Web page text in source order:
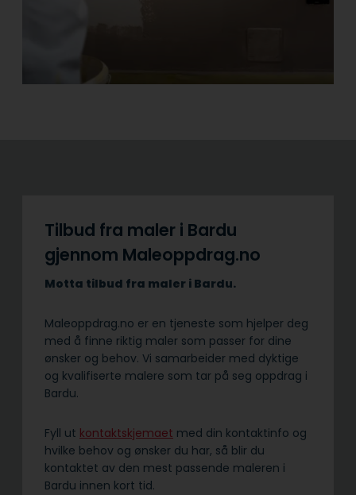
Tilbud fra maler i Bardu
gjennom Maleoppdrag.no
Motta tilbud fra maler i Bardu.
Maleoppdrag.no er en tjeneste som hjelper deg
med å finne riktig maler som passer for dine
ønsker og behov. Vi samarbeider med dyktige
og kvalifiserte malere som tar på seg oppdrag i
Bardu.
Fyll ut kontaktskjemaet med din kontaktinfo og
hvilke behov og ønsker du har, så blir du
kontaktet av den mest passende maleren i
Bardu innen kort tid.